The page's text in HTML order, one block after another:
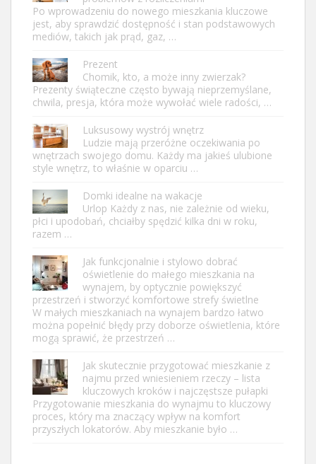
Po wprowadzeniu do nowego mieszkania kluczowe
jest, aby sprawdzić dostępność i stan podstawowych
mediów, takich jak prąd, gaz, …
Prezent
Chomik, kto, a może inny zwierzak?
Prezenty świąteczne często bywają nieprzemyślane,
chwila, presja, która może wywołać wiele radości, …
Luksusowy wystrój wnętrz
Ludzie mają przeróżne oczekiwania po
wnętrzach swojego domu. Każdy ma jakieś ulubione
style wnętrz, to właśnie w oparciu …
Domki idealne na wakacje
Urlop Każdy z nas, nie zależnie od wieku,
płci i upodobań, chciałby spędzić kilka dni w roku,
razem …
Jak funkcjonalnie i stylowo dobrać
oświetlenie do małego mieszkania na
wynajem, by optycznie powiększyć
przestrzeń i stworzyć komfortowe strefy świetlne
W małych mieszkaniach na wynajem bardzo łatwo
można popełnić błędy przy doborze oświetlenia, które
mogą sprawić, że przestrzeń …
Jak skutecznie przygotować mieszkanie z
najmu przed wniesieniem rzeczy – lista
kluczowych kroków i najczęstsze pułapki
Przygotowanie mieszkania do wynajmu to kluczowy
proces, który ma znaczący wpływ na komfort
przyszłych lokatorów. Aby mieszkanie było …